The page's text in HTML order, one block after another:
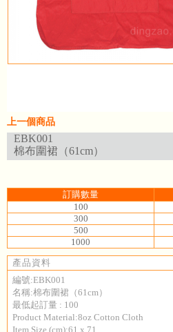
上一個商品
EBK001
棉布圍裙（61cm）
訂購數量
100
300
500
1000
產品資料
編號:EBK001
名稱:棉布圍裙（61cm）
最低起訂量 : 100
Product Material:8oz Cotton Cloth
Item Size (cm):61 x 71